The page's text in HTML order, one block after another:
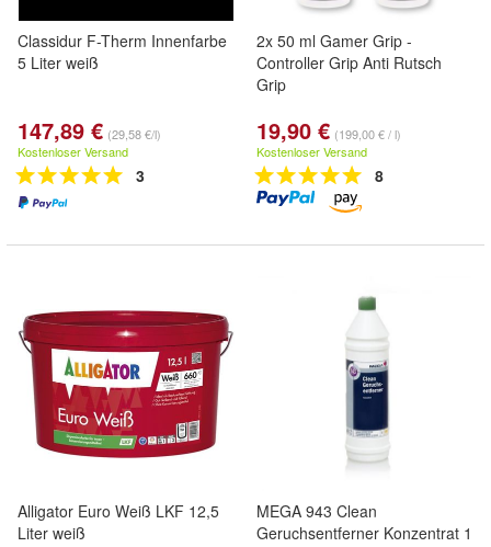
Classidur F-Therm Innenfarbe
5 Liter weiß
147,89 € (29,58 €/l)
Kostenloser Versand
3
2x 50 ml Gamer Grip -
Controller Grip Anti Rutsch
Grip
19,90 € (199,00 € / l)
Kostenloser Versand
8
Alligator Euro Weiß LKF 12,5
Liter weiß
MEGA 943 Clean
Geruchsentferner Konzentrat 1